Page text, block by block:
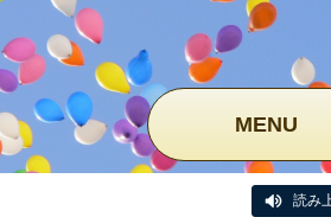
MENU
読み